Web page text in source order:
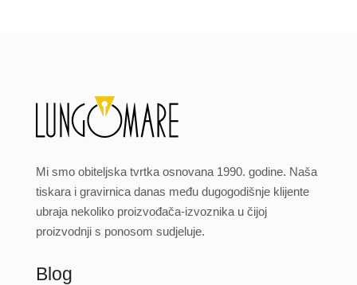
Mi smo obiteljska tvrtka osnovana 1990. godine. Naša
tiskara i gravirnica danas među dugogodišnje klijente
ubraja nekoliko proizvođača-izvoznika u čijoj
proizvodnji s ponosom sudjeluje.
Blog